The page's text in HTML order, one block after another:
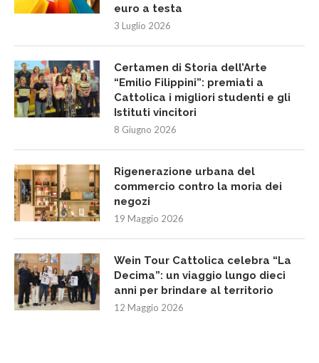
euro a testa
3 Luglio 2026
Certamen di Storia dell’Arte
“Emilio Filippini”: premiati a
Cattolica i migliori studenti e gli
Istituti vincitori
8 Giugno 2026
Rigenerazione urbana del
commercio contro la moria dei
negozi
19 Maggio 2026
Wein Tour Cattolica celebra “La
Decima”: un viaggio lungo dieci
anni per brindare al territorio
12 Maggio 2026